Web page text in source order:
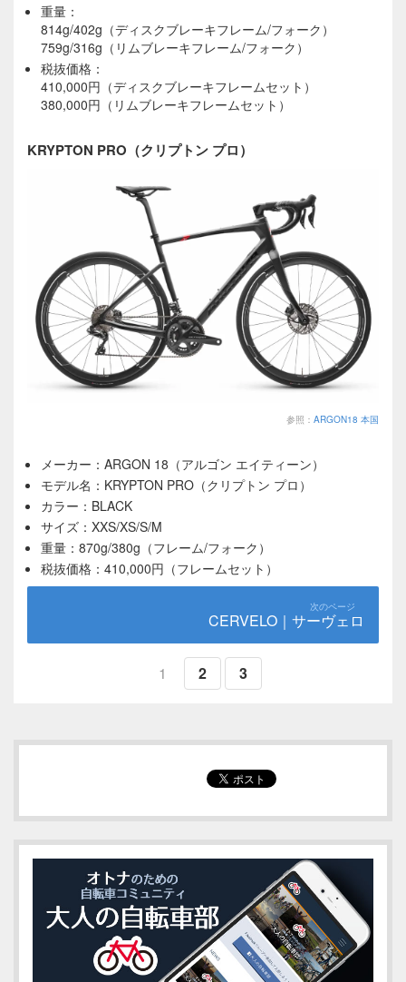
重量：
814g/402g（ディスクブレーキフレーム/フォーク）
759g/316g（リムブレーキフレーム/フォーク）
税抜価格：
410,000円（ディスクブレーキフレームセット）
380,000円（リムブレーキフレームセット）
KRYPTON PRO（クリプトン プロ）
参照： ARGON18 本国
メーカー：ARGON 18（アルゴン エイティーン）
モデル名：KRYPTON PRO（クリプトン プロ）
カラー：BLACK
サイズ：XXS/XS/S/M
重量：870g/380g（フレーム/フォーク）
税抜価格：410,000円（フレームセット）
CERVELO｜サーヴェロ
1 2 3